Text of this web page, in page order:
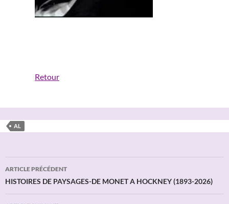
Retour
AL
Navigation
des
ARTICLE PRÉCÉDENT
HISTOIRES DE PAYSAGES-DE MONET A HOCKNEY (1893-2026)